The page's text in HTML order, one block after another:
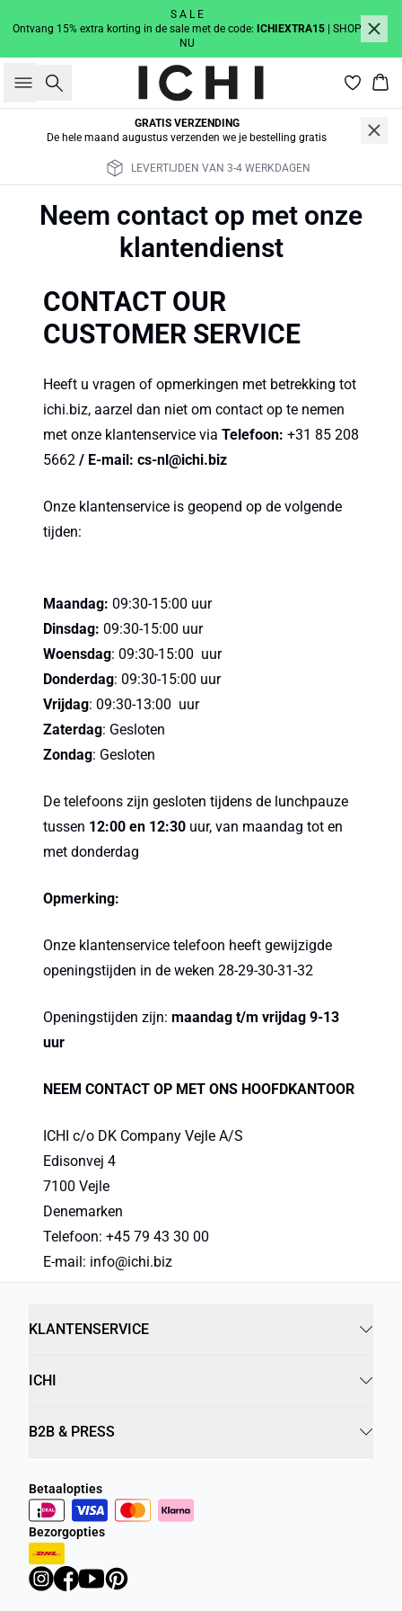
S A L E
Ontvang 15% extra korting in de sale met de code: ICHIEXTRA15
| SHOP
NU
Zoeken
GRATIS VERZENDING
De hele maand augustus verzenden we je bestelling gratis
LEVERTIJDEN VAN 3-4 WERKDAGEN
Neem contact op met onze
klantendienst
CONTACT OUR
CUSTOMER SERVICE
Heeft u vragen of opmerkingen met betrekking tot
ichi.biz, aarzel dan niet om contact op te nemen
met onze klantenservice via Telefoon: +31 85 208
5662 / E-mail: cs-nl@ichi.biz
Onze klantenservice is geopend op de volgende
tijden:
Maandag: 09:30-15:00 uur
Dinsdag: 09:30-15:00 uur
Woensdag: 09:30-15:00 uur
Donderdag: 09:30-15:00 uur
Vrijdag: 09:30-13:00 uur
Zaterdag: Gesloten
Zondag: Gesloten
De telefoons zijn gesloten tijdens de lunchpauze
tussen 12:00 en 12:30 uur, van maandag tot en
met donderdag
Opmerking:
Onze klantenservice telefoon heeft gewijzigde
openingstijden in de weken 28-29-30-31-32
Openingstijden zijn: maandag t/m vrijdag 9-13
uur
NEEM CONTACT OP MET ONS HOOFDKANTOOR
ICHI c/o DK Company Vejle A/S
Edisonvej 4
7100 Vejle
Denemarken
Telefoon: +45 79 43 30 00
E-mail: info@ichi.biz
KLANTENSERVICE
ICHI
B2B & PRESS
Betaalopties
Bezorgopties